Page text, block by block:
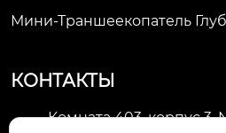
Мини-Траншеекопатель
КОНТАКТЫ
Комната 403, корпус 3,